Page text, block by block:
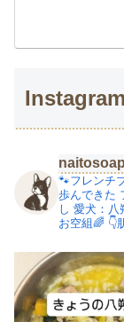
Instagram
naitosoap
🐾フレンチ
歩んできた
し 愛犬：八
お空組🌈 👇